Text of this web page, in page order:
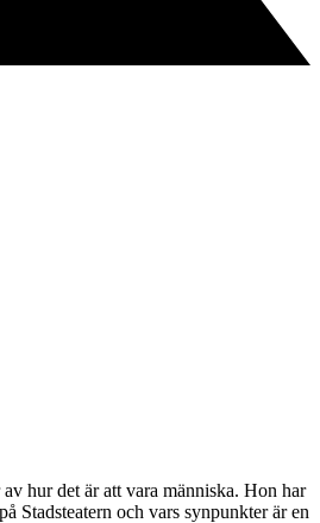
hur det är att vara människa. Hon har
Stadsteatern och vars synpunkter är en